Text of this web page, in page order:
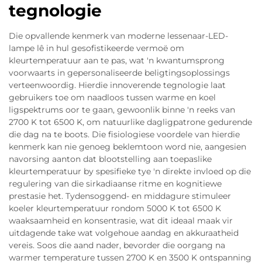
tegnologie
Die opvallende kenmerk van moderne lessenaar-LED-
lampe lê in hul gesofistikeerde vermoë om
kleurtemperatuur aan te pas, wat 'n kwantumsprong
voorwaarts in gepersonaliseerde beligtingsoplossings
verteenwoordig. Hierdie innoverende tegnologie laat
gebruikers toe om naadloos tussen warme en koel
ligspektrums oor te gaan, gewoonlik binne 'n reeks van
2700 K tot 6500 K, om natuurlike dagligpatrone gedurende
die dag na te boots. Die fisiologiese voordele van hierdie
kenmerk kan nie genoeg beklemtoon word nie, aangesien
navorsing aanton dat blootstelling aan toepaslike
kleurtemperatuur by spesifieke tye 'n direkte invloed op die
regulering van die sirkadiaanse ritme en kognitiewe
prestasie het. Tydensoggend- en middagure stimuleer
koeler kleurtemperatuur rondom 5000 K tot 6500 K
waaksaamheid en konsentrasie, wat dit ideaal maak vir
uitdagende take wat volgehoue aandag en akkuraatheid
vereis. Soos die aand nader, bevorder die oorgang na
warmer temperature tussen 2700 K en 3500 K ontspanning